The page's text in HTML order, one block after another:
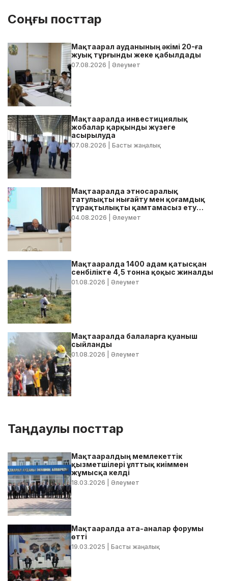
Соңғы посттар
Мақтаарал ауданының әкімі 20-ға
жуық тұрғынды жеке қабылдады
07.08.2026 | Әлеумет
Мақтааралда инвестициялық
жобалар қарқынды жүзеге
асырылуда
07.08.2026 | Басты жаңалық
Мақтааралда этносаралық
татулықты нығайту мен қоғамдық
тұрақтылықты қамтамасыз ету
бойынша жедел кеңес өтті
04.08.2026 | Әлеумет
Мақтааралда 1400 адам қатысқан
сенбілікте 4,5 тонна қоқыс жиналды
01.08.2026 | Әлеумет
Мақтааралда балаларға қуаныш
сыйланды
01.08.2026 | Әлеумет
Таңдаулы посттар
Мақтааралдың мемлекеттік
қызметшілері ұлттық киіммен
жұмысқа келді
18.03.2026 | Әлеумет
Мақтааралда ата-аналар форумы
өтті
19.03.2025 | Басты жаңалық